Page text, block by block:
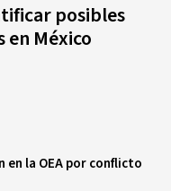
posibles
en México
en la OEA por conflicto